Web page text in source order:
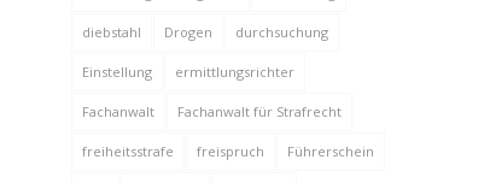
diebstahl Drogen durchsuchung
Einstellung ermittlungsrichter
Fachanwalt Fachanwalt für Strafrecht
freiheitsstrafe freispruch Führerschein